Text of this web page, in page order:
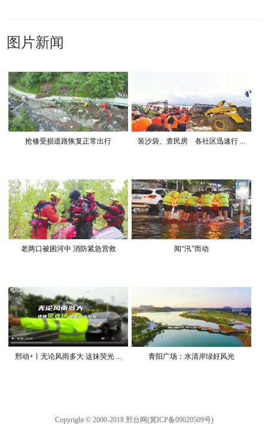
图片新闻
抢修受损道路恢复正常出行 装沙袋、查民房 各社区迅速行 ...
老两口被困河中 消防紧急营救 闻“汛”而动
邢动+丨无论风雨多大 这抹荧光 ... 青阳广场：水清岸绿好风光